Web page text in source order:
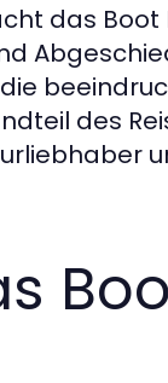
das Boot
des